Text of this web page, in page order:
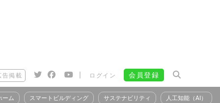
告掲載 | ログイン 会員登録
ーム スマートビルディング サステナビリティ 人工知能（AI）